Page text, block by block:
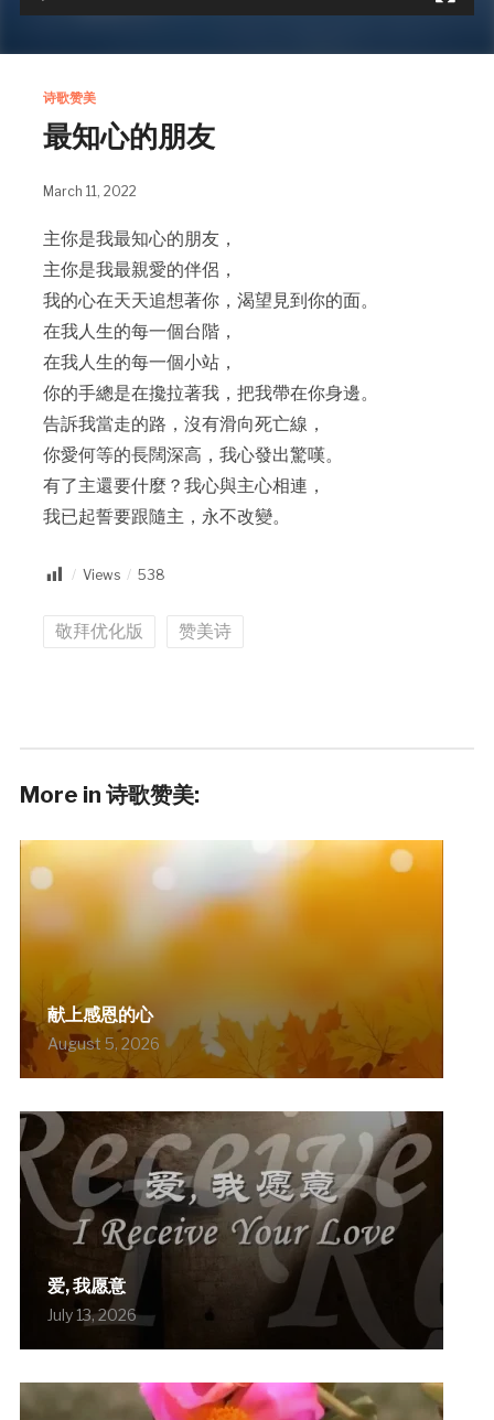
诗歌赞美
最知心的朋友
March 11, 2022
主你是我最知心的朋友，
主你是我最親愛的伴侶，
我的心在天天追想著你，渴望見到你的面。
在我人生的每一個台階，
在我人生的每一個小站，
你的手總是在攙拉著我，把我帶在你身邊。
告訴我當走的路，沒有滑向死亡線，
你愛何等的長闊深高，我心發出驚嘆。
有了主還要什麼？我心與主心相連，
我已起誓要跟隨主，永不改變。
Views 538
敬拜优化版 赞美诗
More in 诗歌赞美:
献上感恩的心
August 5, 2026
爱, 我愿意
July 13, 2026